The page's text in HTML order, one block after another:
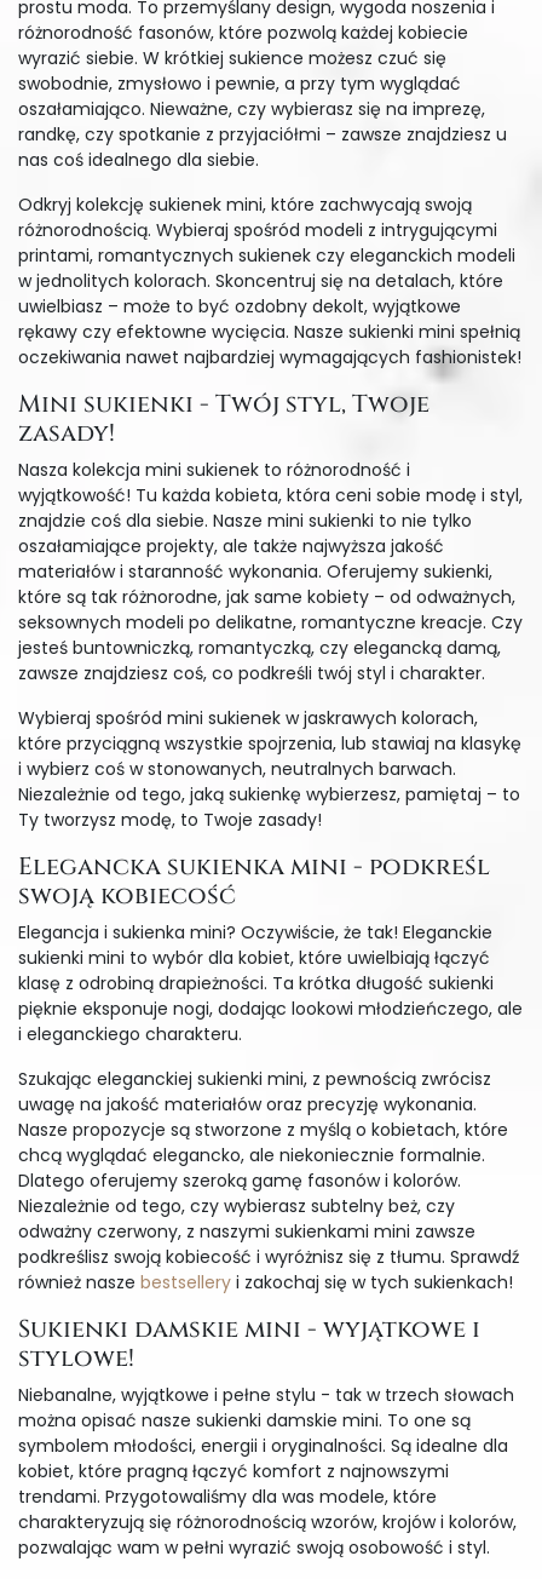
prostu moda. To przemyślany design, wygoda noszenia i
różnorodność fasonów, które pozwolą każdej kobiecie
wyrazić siebie. W krótkiej sukience możesz czuć się
swobodnie, zmysłowo i pewnie, a przy tym wyglądać
oszałamiająco. Nieważne, czy wybierasz się na imprezę,
randkę, czy spotkanie z przyjaciółmi – zawsze znajdziesz u
nas coś idealnego dla siebie.
Odkryj kolekcję sukienek mini, które zachwycają swoją
różnorodnością. Wybieraj spośród modeli z intrygującymi
printami, romantycznych sukienek czy eleganckich modeli
w jednolitych kolorach. Skoncentruj się na detalach, które
uwielbiasz – może to być ozdobny dekolt, wyjątkowe
rękawy czy efektowne wycięcia. Nasze sukienki mini spełnią
oczekiwania nawet najbardziej wymagających fashionistek!
Mini sukienki - Twój styl, Twoje
zasady!
Nasza kolekcja mini sukienek to różnorodność i
wyjątkowość! Tu każda kobieta, która ceni sobie modę i styl,
znajdzie coś dla siebie. Nasze mini sukienki to nie tylko
oszałamiające projekty, ale także najwyższa jakość
materiałów i staranność wykonania. Oferujemy sukienki,
które są tak różnorodne, jak same kobiety – od odważnych,
seksownych modeli po delikatne, romantyczne kreacje. Czy
jesteś buntowniczką, romantyczką, czy elegancką damą,
zawsze znajdziesz coś, co podkreśli twój styl i charakter.
Wybieraj spośród mini sukienek w jaskrawych kolorach,
które przyciągną wszystkie spojrzenia, lub stawiaj na klasykę
i wybierz coś w stonowanych, neutralnych barwach.
Niezależnie od tego, jaką sukienkę wybierzesz, pamiętaj – to
Ty tworzysz modę, to Twoje zasady!
Elegancka sukienka mini - podkreśl
swoją kobiecość
Elegancja i sukienka mini? Oczywiście, że tak! Eleganckie
sukienki mini to wybór dla kobiet, które uwielbiają łączyć
klasę z odrobiną drapieżności. Ta krótka długość sukienki
pięknie eksponuje nogi, dodając lookowi młodzieńczego, ale
i eleganckiego charakteru.
Szukając eleganckiej sukienki mini, z pewnością zwrócisz
uwagę na jakość materiałów oraz precyzję wykonania.
Nasze propozycje są stworzone z myślą o kobietach, które
chcą wyglądać elegancko, ale niekoniecznie formalnie.
Dlatego oferujemy szeroką gamę fasonów i kolorów.
Niezależnie od tego, czy wybierasz subtelny beż, czy
odważny czerwony, z naszymi sukienkami mini zawsze
podkreślisz swoją kobiecość i wyróżnisz się z tłumu. Sprawdź
również nasze bestsellery i zakochaj się w tych sukienkach!
Sukienki damskie mini - wyjątkowe i
stylowe!
Niebanalne, wyjątkowe i pełne stylu - tak w trzech słowach
można opisać nasze sukienki damskie mini. To one są
symbolem młodości, energii i oryginalności. Są idealne dla
kobiet, które pragną łączyć komfort z najnowszymi
trendami. Przygotowaliśmy dla was modele, które
charakteryzują się różnorodnością wzorów, krojów i kolorów,
pozwalając wam w pełni wyrazić swoją osobowość i styl.